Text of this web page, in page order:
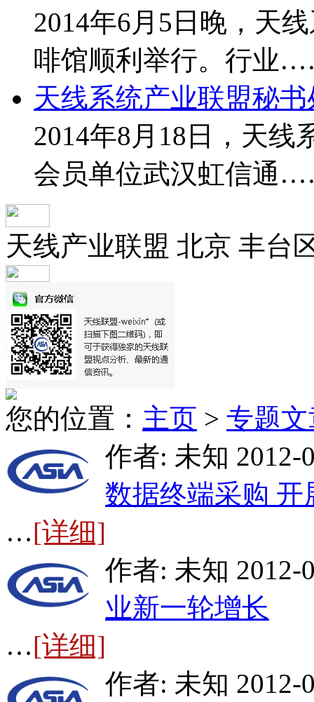
2014年6月5日晚，天
啡馆顺利举行。行业
天线系统产业联盟秘
2014年8月18日，天线
会员单位武汉虹信通
天线产业联盟 北京 丰台
您的位置： 主页 > 专题
作者: 未知 2012-
数据终端采购 开
…[详细]
作者: 未知 2012-
业新一轮增长
…[详细]
作者: 未知 2012-